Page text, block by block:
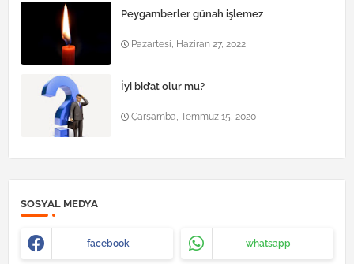
Peygamberler günah işlemez
Pazartesi, Haziran 27, 2022
İyi bid’at olur mu?
Çarşamba, Temmuz 15, 2020
SOSYAL MEDYA
facebook whatsapp